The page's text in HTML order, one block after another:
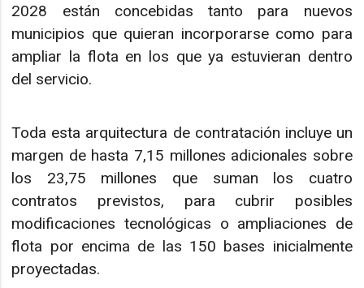
2028 están concebidas tanto para nuevos
municipios que quieran incorporarse como para
ampliar la flota en los que ya estuvieran dentro
del servicio.
Toda esta arquitectura de contratación incluye un
margen de hasta 7,15 millones adicionales sobre
los 23,75 millones que suman los cuatro
contratos previstos, para cubrir posibles
modificaciones tecnológicas o ampliaciones de
flota por encima de las 150 bases inicialmente
proyectadas.